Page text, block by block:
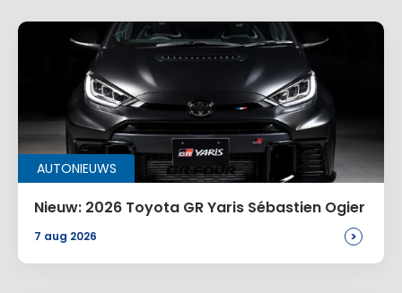
AUTONIEUWS
Nieuw: 2026 Toyota GR Yaris Sébastien Ogier
7 aug 2026 >